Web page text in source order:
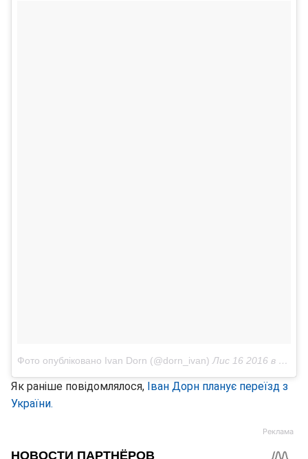
Фото опубліковано Ivan Dorn (@dorn_ivan) Лис 16 2016 в 4:10 PST
Як раніше повідомлялося, Іван Дорн планує переїзд з
України.